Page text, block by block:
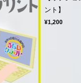
ント】
¥1,200